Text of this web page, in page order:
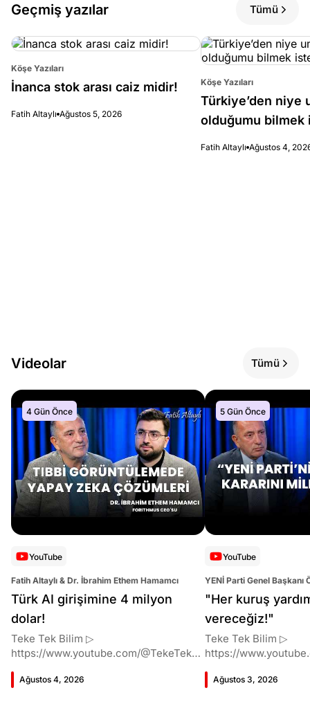
Geçmiş yazılar Tümü
Köşe Yazıları
İnanca stok arası caiz midir!
Fatih Altaylı Ağustos 5, 2026
Köşe Yazıları
Türkiye’den niye
olduğumu bilmek
Fatih Altaylı Ağustos 4,
Videolar Tümü
4 Gün Önce
YouTube
Fatih Altaylı & Dr. İbrahim Ethem Hamamcı
Türk AI girişimine 4 milyon
dolar!
Teke Tek Bilim ▷
https://www.youtube.com/@TekeTekBil
Hamamcı kimdir ve akademik
Ağustos 4, 2026
5 Gün Önce
YouTube
YENİ Parti Genel Başkanı
Altaylı
"Her kuruş
vereceğiz!"
Teke Tek Bilim ▷
https://
Butlan kararı kimin
Ağustos 3, 2026